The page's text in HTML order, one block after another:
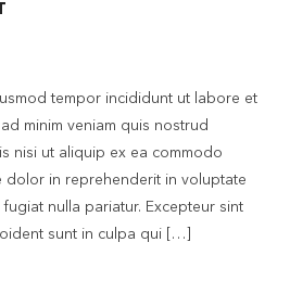
tempor incididunt ut labore et
minim veniam quis nostrud
nisi ut aliquip ex ea commodo
dolor in reprehenderit in voluptate
nulla pariatur. Excepteur sint
sunt in culpa qui […]